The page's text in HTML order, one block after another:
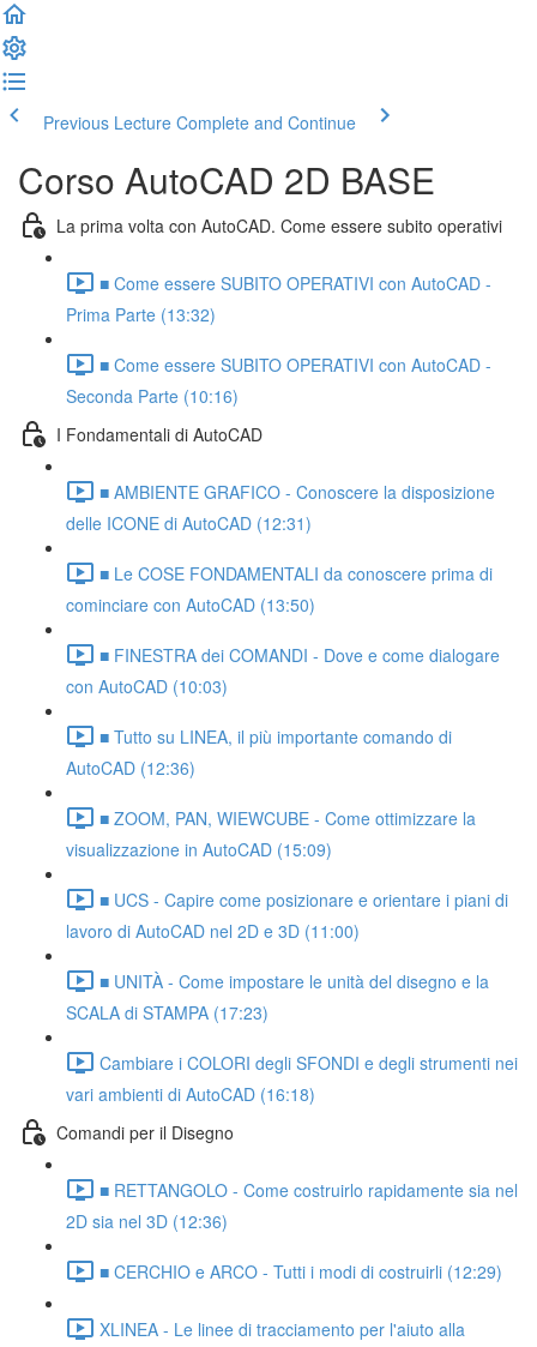
Previous Lecture Complete and Continue
Corso AutoCAD 2D BASE
La prima volta con AutoCAD. Come essere subito operativi
■ Come essere SUBITO OPERATIVI con AutoCAD -
Prima Parte (13:32)
■ Come essere SUBITO OPERATIVI con AutoCAD -
Seconda Parte (10:16)
I Fondamentali di AutoCAD
■ AMBIENTE GRAFICO - Conoscere la disposizione
delle ICONE di AutoCAD (12:31)
■ Le COSE FONDAMENTALI da conoscere prima di
cominciare con AutoCAD (13:50)
■ FINESTRA dei COMANDI - Dove e come dialogare
con AutoCAD (10:03)
■ Tutto su LINEA, il più importante comando di
AutoCAD (12:36)
■ ZOOM, PAN, WIEWCUBE - Come ottimizzare la
visualizzazione in AutoCAD (15:09)
■ UCS - Capire come posizionare e orientare i piani di
lavoro di AutoCAD nel 2D e 3D (11:00)
■ UNITÀ - Come impostare le unità del disegno e la
SCALA di STAMPA (17:23)
Cambiare i COLORI degli SFONDI e degli strumenti nei
vari ambienti di AutoCAD (16:18)
Comandi per il Disegno
■ RETTANGOLO - Come costruirlo rapidamente sia nel
2D sia nel 3D (12:36)
■ CERCHIO e ARCO - Tutti i modi di costruirli (12:29)
XLINEA - Le linee di tracciamento per l'aiuto alla